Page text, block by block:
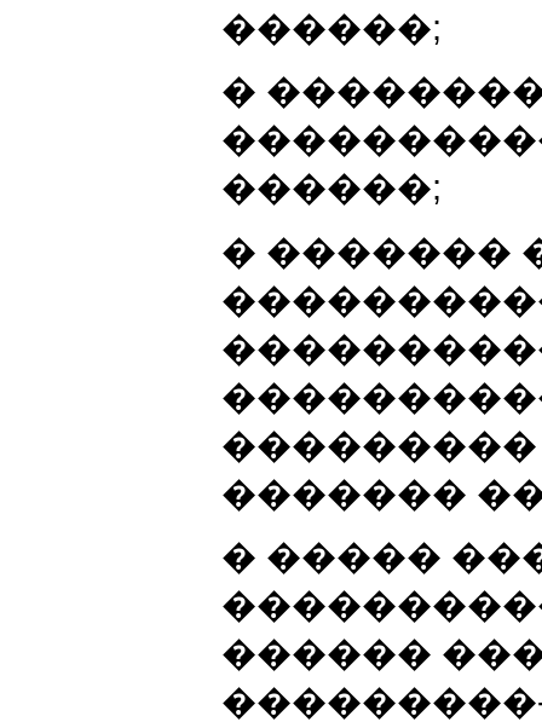
������;
�
������;
� �������
�������
� �����
������